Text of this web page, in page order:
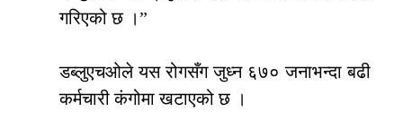
गरिएको छ ।”
डब्लुएचओले यस रोगसँग जुध्न ६७० जनाभन्दा बढी
कर्मचारी कंगोमा खटाएको छ ।